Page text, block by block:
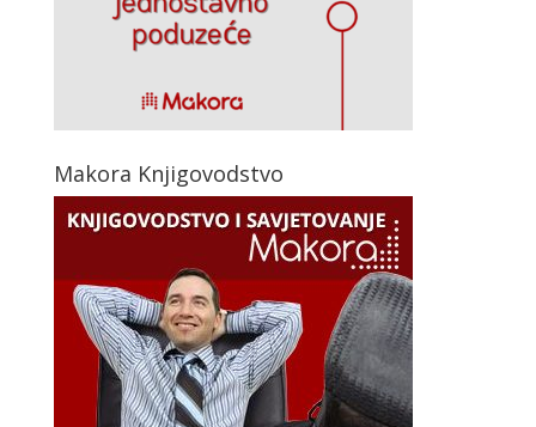
Makora Knjigovodstvo